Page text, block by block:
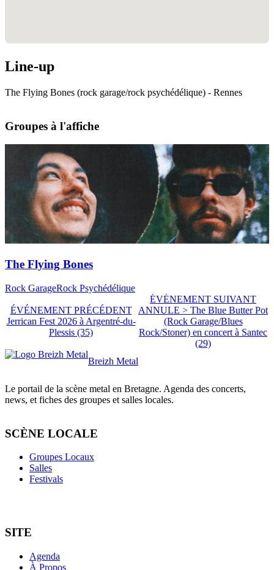
Line-up
The Flying Bones (rock garage/rock psychédélique) - Rennes
Groupes à l'affiche
The Flying Bones
Rock GarageRock Psychédélique
ÉVÉNEMENT PRÉCÉDENT
Jerrican Fest 2026 à Argentré-du-
Plessis (35)
ÉVÉNEMENT SUIVANT
ANNULE > The Blue Butter Pot
(Rock Garage/Blues
Rock/Stoner) en concert à Santec
(29)
Breizh Metal
Le portail de la scène metal en Bretagne. Agenda des concerts,
news, et fiches des groupes et salles locales.
SCÈNE LOCALE
Groupes Locaux
Salles
Festivals
SITE
Agenda
À Propos